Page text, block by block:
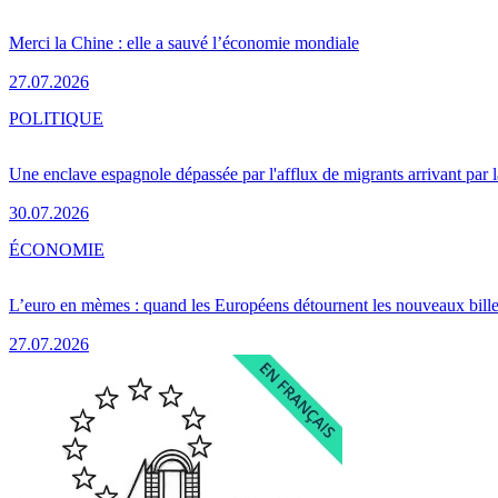
Merci la Chine : elle a sauvé l’économie mondiale
27.07.2026
Une enclave espagnole dépassée par l'afflux de migrants arrivant par
30.07.2026
POLITIQUE
L’euro en mèmes : quand les Européens détournent les nouveaux
27.07.2026
ÉCONOMIE